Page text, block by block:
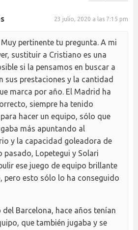
23 julio, 2020 a las 7:15 pm
pertinente tu pregunta. A mi
sustituir a Cristiano es una
si la pensamos en buscar a
sus prestaciones y la cantidad
marca por año. El Madrid ha
siempre ha tenido
hacer un equipo, sólo que
más apuntando al
y la capacidad goleadora de
pasado, Lopetegui y Solari
ese juego de equipo brillante
pero esto sólo lo ha conseguido
del Barcelona, hace años tenían
que también jugaba y se